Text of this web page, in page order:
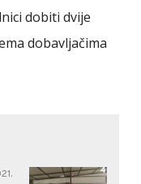
dobiti dvije
dobavljačima
4